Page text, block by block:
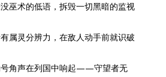
巫术的低语，拆毁一切黑暗的监视
属灵分辨力，在敌人动手前就识破
号角声在列国中响起——守望者无